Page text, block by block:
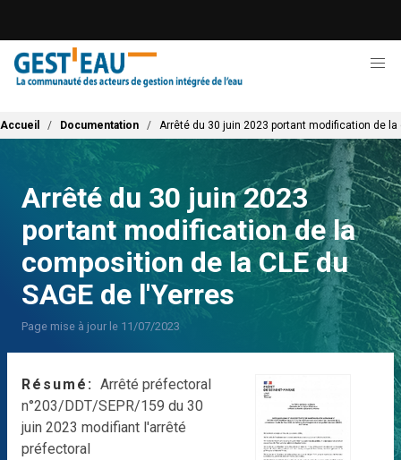
contenu
principal
Fil d'Ariane
Accueil Documentation Arrêté du 30 juin 2023 portant modification de la
Arrêté du 30 juin 2023
portant modification de la
composition de la CLE du
SAGE de l'Yerres
Page mise à jour le 11/07/2023
Résumé
Arrêté préfectoral
n°203/DDT/SEPR/159 du 30
juin 2023 modifiant l'arrêté
préfectoral